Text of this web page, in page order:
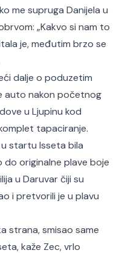
me supruga Danijela u
„Kakvo si nam to
je, međutim brzo se
dalje o poduzetim
auto nakon početnog
u Ljupinu kod
tapaciranje.
startu Isseta bila
do originalne plave boje
u Daruvar čiji su
i pretvorili je u plavu
strana, smisao same
kaže Zec, vrlo